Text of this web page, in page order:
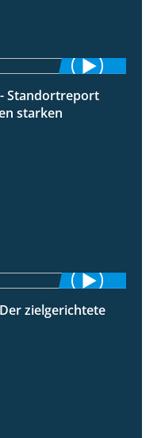
9:11
Standortreport
starken
9:27
zielgerichtete